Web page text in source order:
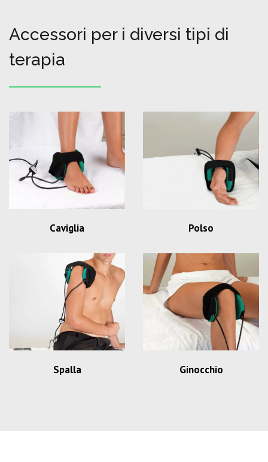
Accessori per i diversi tipi di
terapia
Caviglia Polso
Spalla Ginocchio